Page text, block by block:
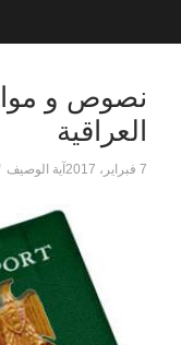
نصوص و
العراقية
7 فبراير، 2017 آية الوصيف /